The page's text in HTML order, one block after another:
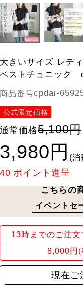
大きいサイズ レデ
ベストチュニック
商品番号cpdai-
公式限定価格
通常価格5,100円
3,980円 (消
40 ポイント進呈
こちらの
イベントセ
13時までのご注
8,000円(
現在ご